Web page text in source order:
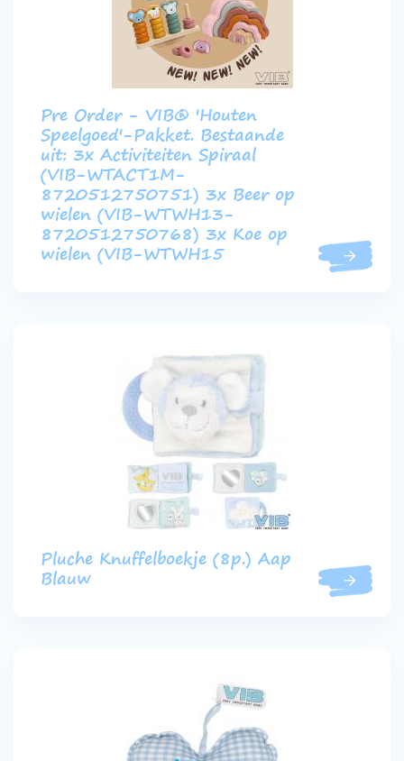
Pre Order - VIB® 'Houten
Speelgoed'-Pakket. Bestaande
uit: 3x Activiteiten Spiraal
(VIB-WTACT1M-
8720512750751) 3x Beer op
wielen (VIB-WTWH13-
8720512750768) 3x Koe op
wielen (VIB-WTWH15
Pluche Knuffelboekje (8p.) Aap
Blauw